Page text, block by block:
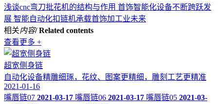
浅谈cnc弯刀批花机的结构与作用 首饰智能化设备不断跨跃发
展 智能自动化扣链机承载首饰加工业未来
相关内容/ Related contents
查看更多 +
超宽侧身链
自动化设备精雕细琢，花纹、图案更精细，雕刻工艺更精准
2021-01-16
嘴唇链07 2021-03-17 嘴唇链06 2021-03-17 嘴唇链05 2021-03-